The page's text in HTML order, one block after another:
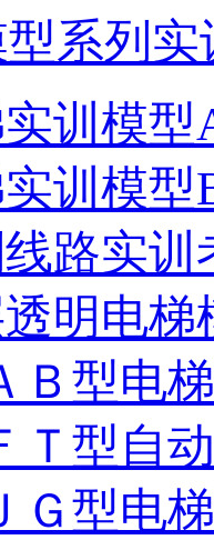
系列实
训模型
训模型
路实训
明电梯
Ｂ型电
Ｔ型自
Ｇ型电